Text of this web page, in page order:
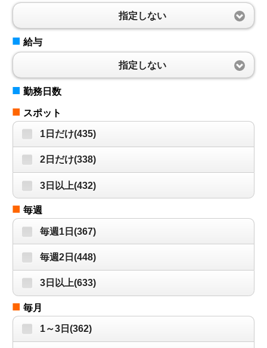
指定しない
■ 給与
指定しない
■ 勤務日数
■ スポット
1日だけ(435)
2日だけ(338)
3日以上(432)
■ 毎週
毎週1日(367)
毎週2日(448)
3日以上(633)
■ 毎月
1～3日(362)